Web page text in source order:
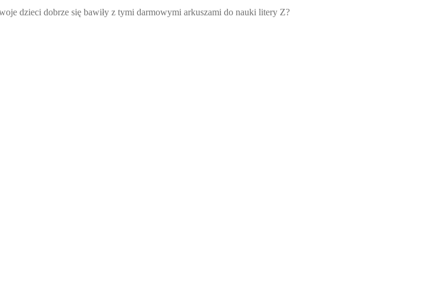
dzieci dobrze się bawiły z tymi darmowymi arkuszami do nauki litery Z?